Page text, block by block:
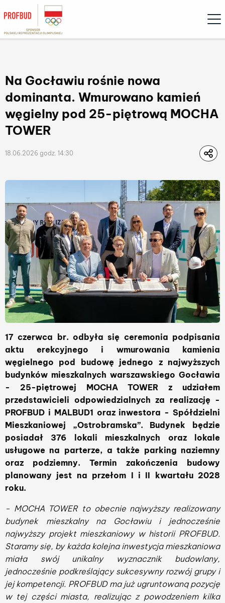
Na Gocławiu rośnie nowa
dominanta. Wmurowano kamień
węgielny pod 25-piętrową MOCHA
TOWER
18.06.2026 godz. 14:30
17 czerwca br. odbyła się ceremonia podpisania
aktu erekcyjnego i wmurowania kamienia
węgielnego pod budowę jednego z najwyższych
budynków mieszkalnych warszawskiego Gocławia
- 25-piętrowej MOCHA TOWER z udziałem
przedstawicieli odpowiedzialnych za realizację -
PROFBUD i MALBUD1 oraz inwestora - Spółdzielni
Mieszkaniowej „Ostrobramska”. Budynek będzie
posiadał 376 lokali mieszkalnych oraz lokale
usługowe na parterze, a także parking naziemny
oraz podziemny. Termin zakończenia budowy
planowany jest na przełom I i II kwartału 2028
roku.
- MOCHA TOWER to obecnie najwyższy realizowany
budynek mieszkalny na Gocławiu i jednocześnie
najwyższy projekt mieszkaniowy w historii PROFBUD.
Staramy się, by każda kolejna inwestycja mieszkaniowa
miała swój unikalny wyznacznik budowlany,
jednocześnie podkreślający sukcesywny rozwój grupy i
jej kompetencji. PROFBUD ma już ugruntowaną pozycję
w tej części miasta, realizując z powodzeniem kilka